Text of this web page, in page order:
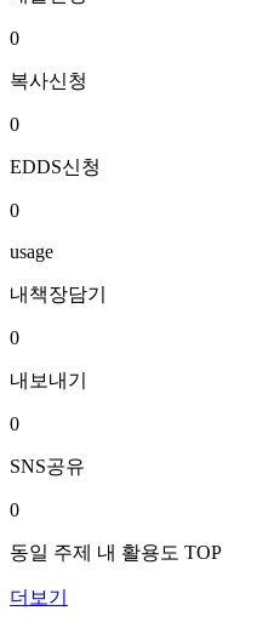
0
복사신청
0
EDDS신청
0
usage
내책장담기
0
내보내기
0
SNS공유
0
동일 주제 내 활용도 TOP
더보기